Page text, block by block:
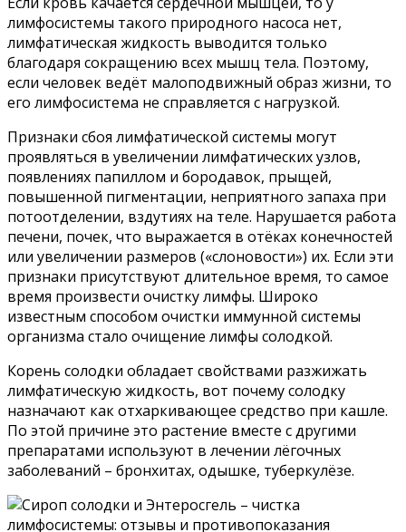
лимфосистемы такого природного насоса нет,
лимфатическая жидкость выводится только
благодаря сокращению всех мышц тела. Поэтому,
если человек ведёт малоподвижный образ жизни, то
его лимфосистема не справляется с нагрузкой.
Признаки сбоя лимфатической системы могут
проявляться в увеличении лимфатических узлов,
появлениях папиллом и бородавок, прыщей,
повышенной пигментации, неприятного запаха при
потоотделении, вздутиях на теле. Нарушается работа
печени, почек, что выражается в отёках конечностей
или увеличении размеров («слоновости») их. Если эти
признаки присутствуют длительное время, то самое
время произвести очистку лимфы. Широко
известным способом очистки иммунной системы
организма стало очищение лимфы солодкой.
Корень солодки обладает свойствами разжижать
лимфатическую жидкость, вот почему солодку
назначают как отхаркивающее средство при кашле.
По этой причине это растение вместе с другими
препаратами используют в лечении лёгочных
заболеваний – бронхитах, одышке, туберкулёзе.